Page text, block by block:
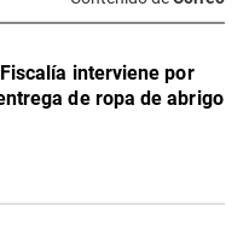
interviene por
de ropa de abrigo